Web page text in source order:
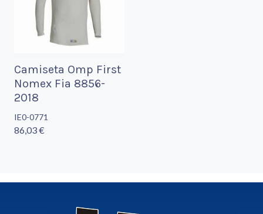
Camiseta Omp First
Nomex Fia 8856-
2018
IE0-0771
86,03 €